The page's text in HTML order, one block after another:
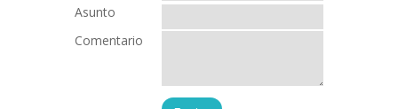
Asunto
Comentario